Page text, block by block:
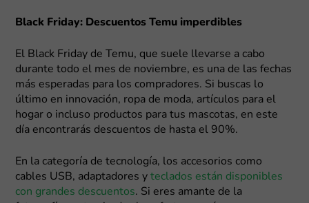
Black Friday: Descuentos Temu imperdibles
El Black Friday de Temu, que suele llevarse a cabo
durante todo el mes de noviembre, es una de las fechas
más esperadas para los compradores. Si buscas lo
último en innovación, ropa de moda, artículos para el
hogar o incluso productos para tus mascotas, en este
día encontrarás descuentos de hasta el 90%.
En la categoría de tecnología, los accesorios como
cables USB, adaptadores yteclados están disponibles
con grandes descuentos. Si eres amante de la